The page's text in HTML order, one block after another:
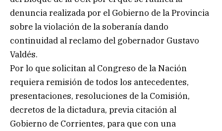
denuncia realizada por el Gobierno de la Provincia
sobre la violación de la soberanía dando
continuidad al reclamo del gobernador Gustavo
Valdés.
Por lo que solicitan al Congreso de la Nación
requiera remisión de todos los antecedentes,
presentaciones, resoluciones de la Comisión,
decretos de la dictadura, previa citación al
Gobierno de Corrientes, para que con una